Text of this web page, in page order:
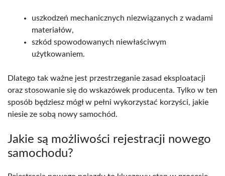
uszkodzeń mechanicznych niezwiązanych z wadami
materiałów,
szkód spowodowanych niewłaściwym
użytkowaniem.
Dlatego tak ważne jest przestrzeganie zasad eksploatacji
oraz stosowanie się do wskazówek producenta. Tylko w ten
sposób będziesz mógł w pełni wykorzystać korzyści, jakie
niesie ze sobą nowy samochód.
Jakie są możliwości rejestracji nowego
samochodu?